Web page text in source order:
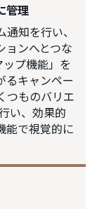
管理
知を行い、
ョンへとつな
プ機能」を
るキャンペー
つものバリエ
い、効果的
能で視覚的に